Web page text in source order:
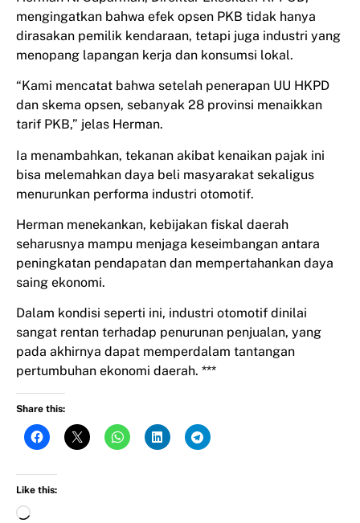
mengingatkan bahwa efek opsen PKB tidak hanya
dirasakan pemilik kendaraan, tetapi juga industri yang
menopang lapangan kerja dan konsumsi lokal.
“Kami mencatat bahwa setelah penerapan UU HKPD
dan skema opsen, sebanyak 28 provinsi menaikkan
tarif PKB,” jelas Herman.
Ia menambahkan, tekanan akibat kenaikan pajak ini
bisa melemahkan daya beli masyarakat sekaligus
menurunkan performa industri otomotif.
Herman menekankan, kebijakan fiskal daerah
seharusnya mampu menjaga keseimbangan antara
peningkatan pendapatan dan mempertahankan daya
saing ekonomi.
Dalam kondisi seperti ini, industri otomotif dinilai
sangat rentan terhadap penurunan penjualan, yang
pada akhirnya dapat memperdalam tantangan
pertumbuhan ekonomi daerah. ***
Share this:
Like this: